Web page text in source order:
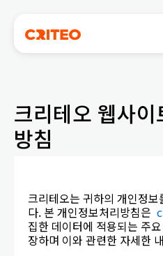
크리테오 웹사
방침
크리테오는 귀하의 개인정
다. 본 개인정보처리방침은
집한 데이터에 적용되는 주
장하며 이와 관련한 자세한